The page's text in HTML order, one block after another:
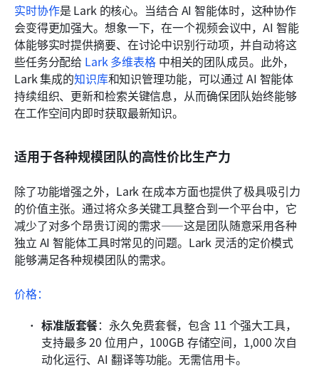
实时协作是 Lark 的核心。当结合 AI 智能体时，这种协作
会变得更加强大。想象一下，在一个视频会议中，AI 智能
体能够实时提供摘要、在讨论中识别行动项，并自动将这
些任务分配给 Lark 多维表格 中相关的团队成员。此外，
Lark 集成的知识库和知识管理功能，可以通过 AI 智能体
持续组织、更新和检索关键信息，从而确保团队始终能够
在工作空间内即时获取最新知识。
适用于各种规模团队的高性价比生产力
除了功能增强之外，Lark 在成本方面也提供了极具吸引力
的价值主张。通过将众多关键工具整合到一个平台中，它
减少了对多个昂贵订阅的需求——这是团队随意采用各种
独立 AI 智能体工具时常见的问题。Lark 灵活的定价模式
能够满足各种规模团队的需求。
价格：
标准版套餐：永久免费套餐，包含 11 个强大工具，
支持最多 20 位用户，100GB 存储空间，1,000 次自
动化运行、AI 翻译等功能。无需信用卡。